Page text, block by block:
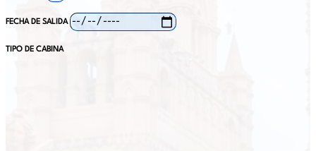
FECHA DE SALIDA
TIPO DE CABINA